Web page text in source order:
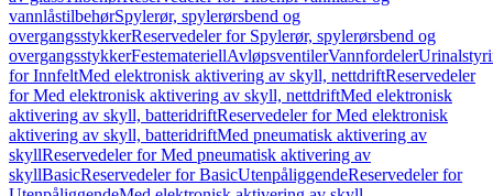
vannlåstilbehørSpylerør, spylerørsbend og
overgangsstykkerReservedeler for Spylerør, spylerørsbend og
overgangsstykkerFestemateriellAvløpsventilerVannfordeler
for InnfeltMed elektronisk aktivering av skyll, nettdriftReservedeler
for Med elektronisk aktivering av skyll, nettdriftMed elektronisk
aktivering av skyll, batteridriftReservedeler for Med elektronisk
aktivering av skyll, batteridriftMed pneumatisk aktivering av
skyllReservedeler for Med pneumatisk aktivering av
skyllBasicReservedeler for BasicUtenpåliggendeReservedeler for